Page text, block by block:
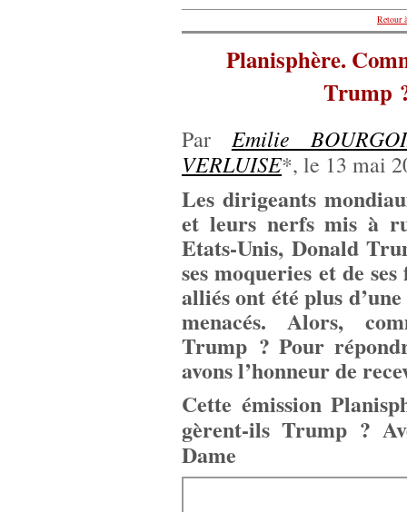
Retour
Planisphère.
Trump
Par Emilie
VERLUISE*, le 13 mai
Les dirigeants
et leurs nerfs mis à
Etats-Unis, Donald
ses moqueries et de
alliés ont été plus
menacés. Alors,
Trump ? Pour
avons l’honneur de
Cette émission
gèrent-ils Trump ?
Dame